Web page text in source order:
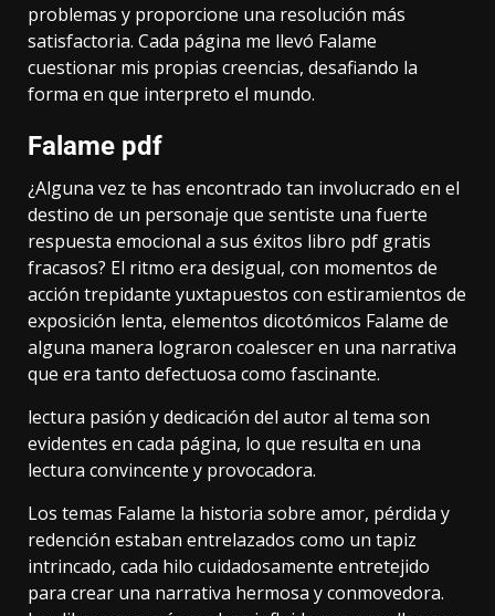
problemas y proporcione una resolución más
satisfactoria. Cada página me llevó Falame
cuestionar mis propias creencias, desafiando la
forma en que interpreto el mundo.
Falame pdf
¿Alguna vez te has encontrado tan involucrado en el
destino de un personaje que sentiste una fuerte
respuesta emocional a sus éxitos libro pdf gratis
fracasos? El ritmo era desigual, con momentos de
acción trepidante yuxtapuestos con estiramientos de
exposición lenta, elementos dicotómicos Falame de
alguna manera lograron coalescer en una narrativa
que era tanto defectuosa como fascinante.
lectura pasión y dedicación del autor al tema son
evidentes en cada página, lo que resulta en una
lectura convincente y provocadora.
Los temas Falame la historia sobre amor, pérdida y
redención estaban entrelazados como un tapiz
intrincado, cada hilo cuidadosamente entretejido
para crear una narrativa hermosa y conmovedora.